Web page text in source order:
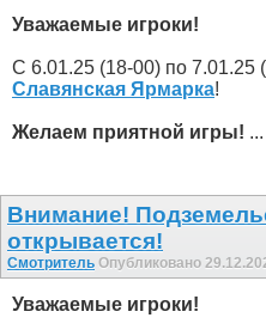
Уважаемые игроки!
С 6.01.25 (18-00) по 7.01.25
Славянская Ярмарка!
Желаем приятной игры! ...
Внимание!
открывается!
Смотритель Опубликовано
Уважаемые игроки!